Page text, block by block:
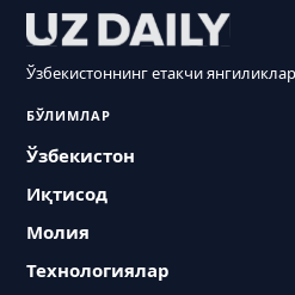
Ўзбекистоннинг етакчи
БЎЛИМЛАР
Ўзбекистон
Иқтисод
Молия
Технологиялар